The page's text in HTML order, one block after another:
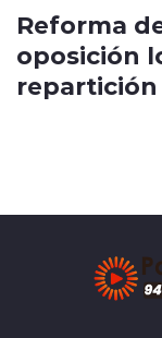
Reforma
oposición
repartición